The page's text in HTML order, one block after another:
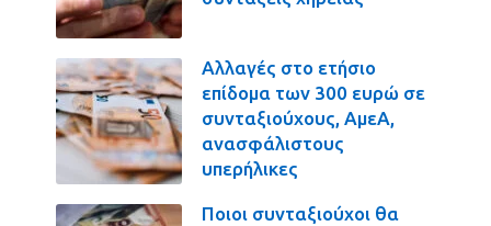
Αλλαγές στο ετήσιο
επίδομα των 300 ευρώ σε
συνταξιούχους, ΑμεΑ,
ανασφάλιστους
υπερήλικες
Ποιοι συνταξιούχοι θα